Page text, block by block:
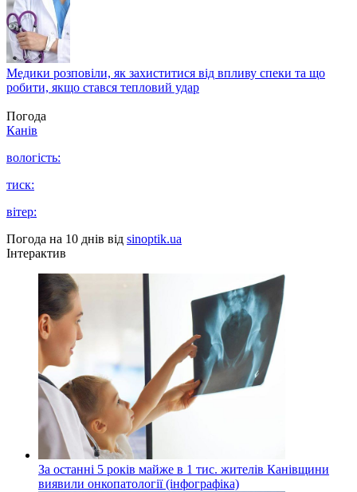
Медики розповіли, як захиститися від впливу спеки та що
робити, якщо стався тепловий удар
Погода
Канів
вологість:
тиск:
вітер:
Погода на 10 днів від sinoptik.ua
Інтерактив
За останні 5 років майже в 1 тис. жителів Канівщини
виявили онкопатології (інфографіка)